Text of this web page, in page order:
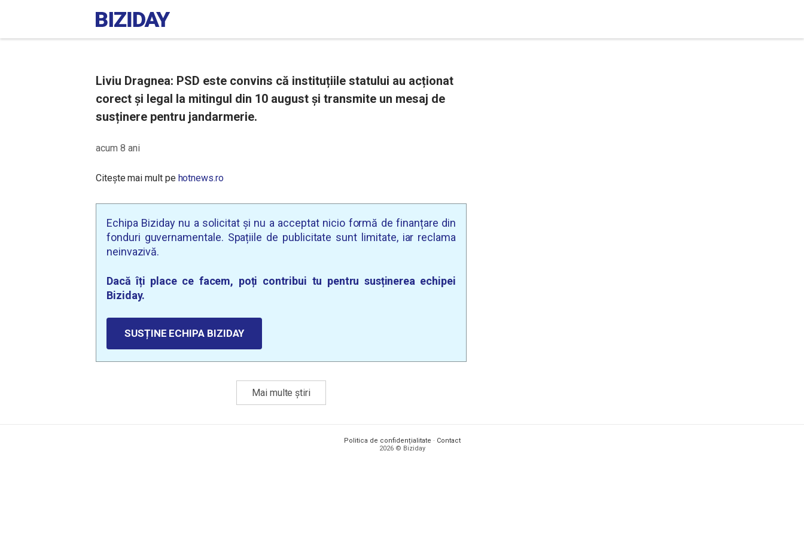
Liviu Dragnea: PSD este convins că instituțiile statului au acționat
corect și legal la mitingul din 10 august și transmite un mesaj de
susținere pentru jandarmerie.
acum 8 ani
Citește mai mult pe hotnews.ro
Echipa Biziday nu a solicitat și nu a acceptat nicio formă de finanțare din
fonduri guvernamentale. Spațiile de publicitate sunt limitate, iar reclama
neinvazivă.
Dacă îți place ce facem, poți contribui tu pentru susținerea echipei
Biziday.
SUSȚINE ECHIPA BIZIDAY
Mai multe știri
Politica de confidențialitate · Contact
2026 © Biziday